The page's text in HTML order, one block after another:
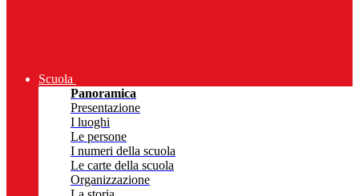
Scuola
Panoramica
Presentazione
I luoghi
Le persone
I numeri della scuola
Le carte della scuola
Organizzazione